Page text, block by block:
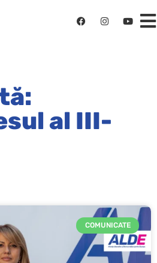
al III-
COMUNICATE